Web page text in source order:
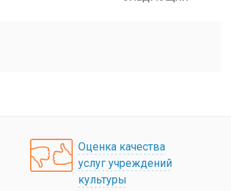
Оценка качества
услуг учреждений
культуры